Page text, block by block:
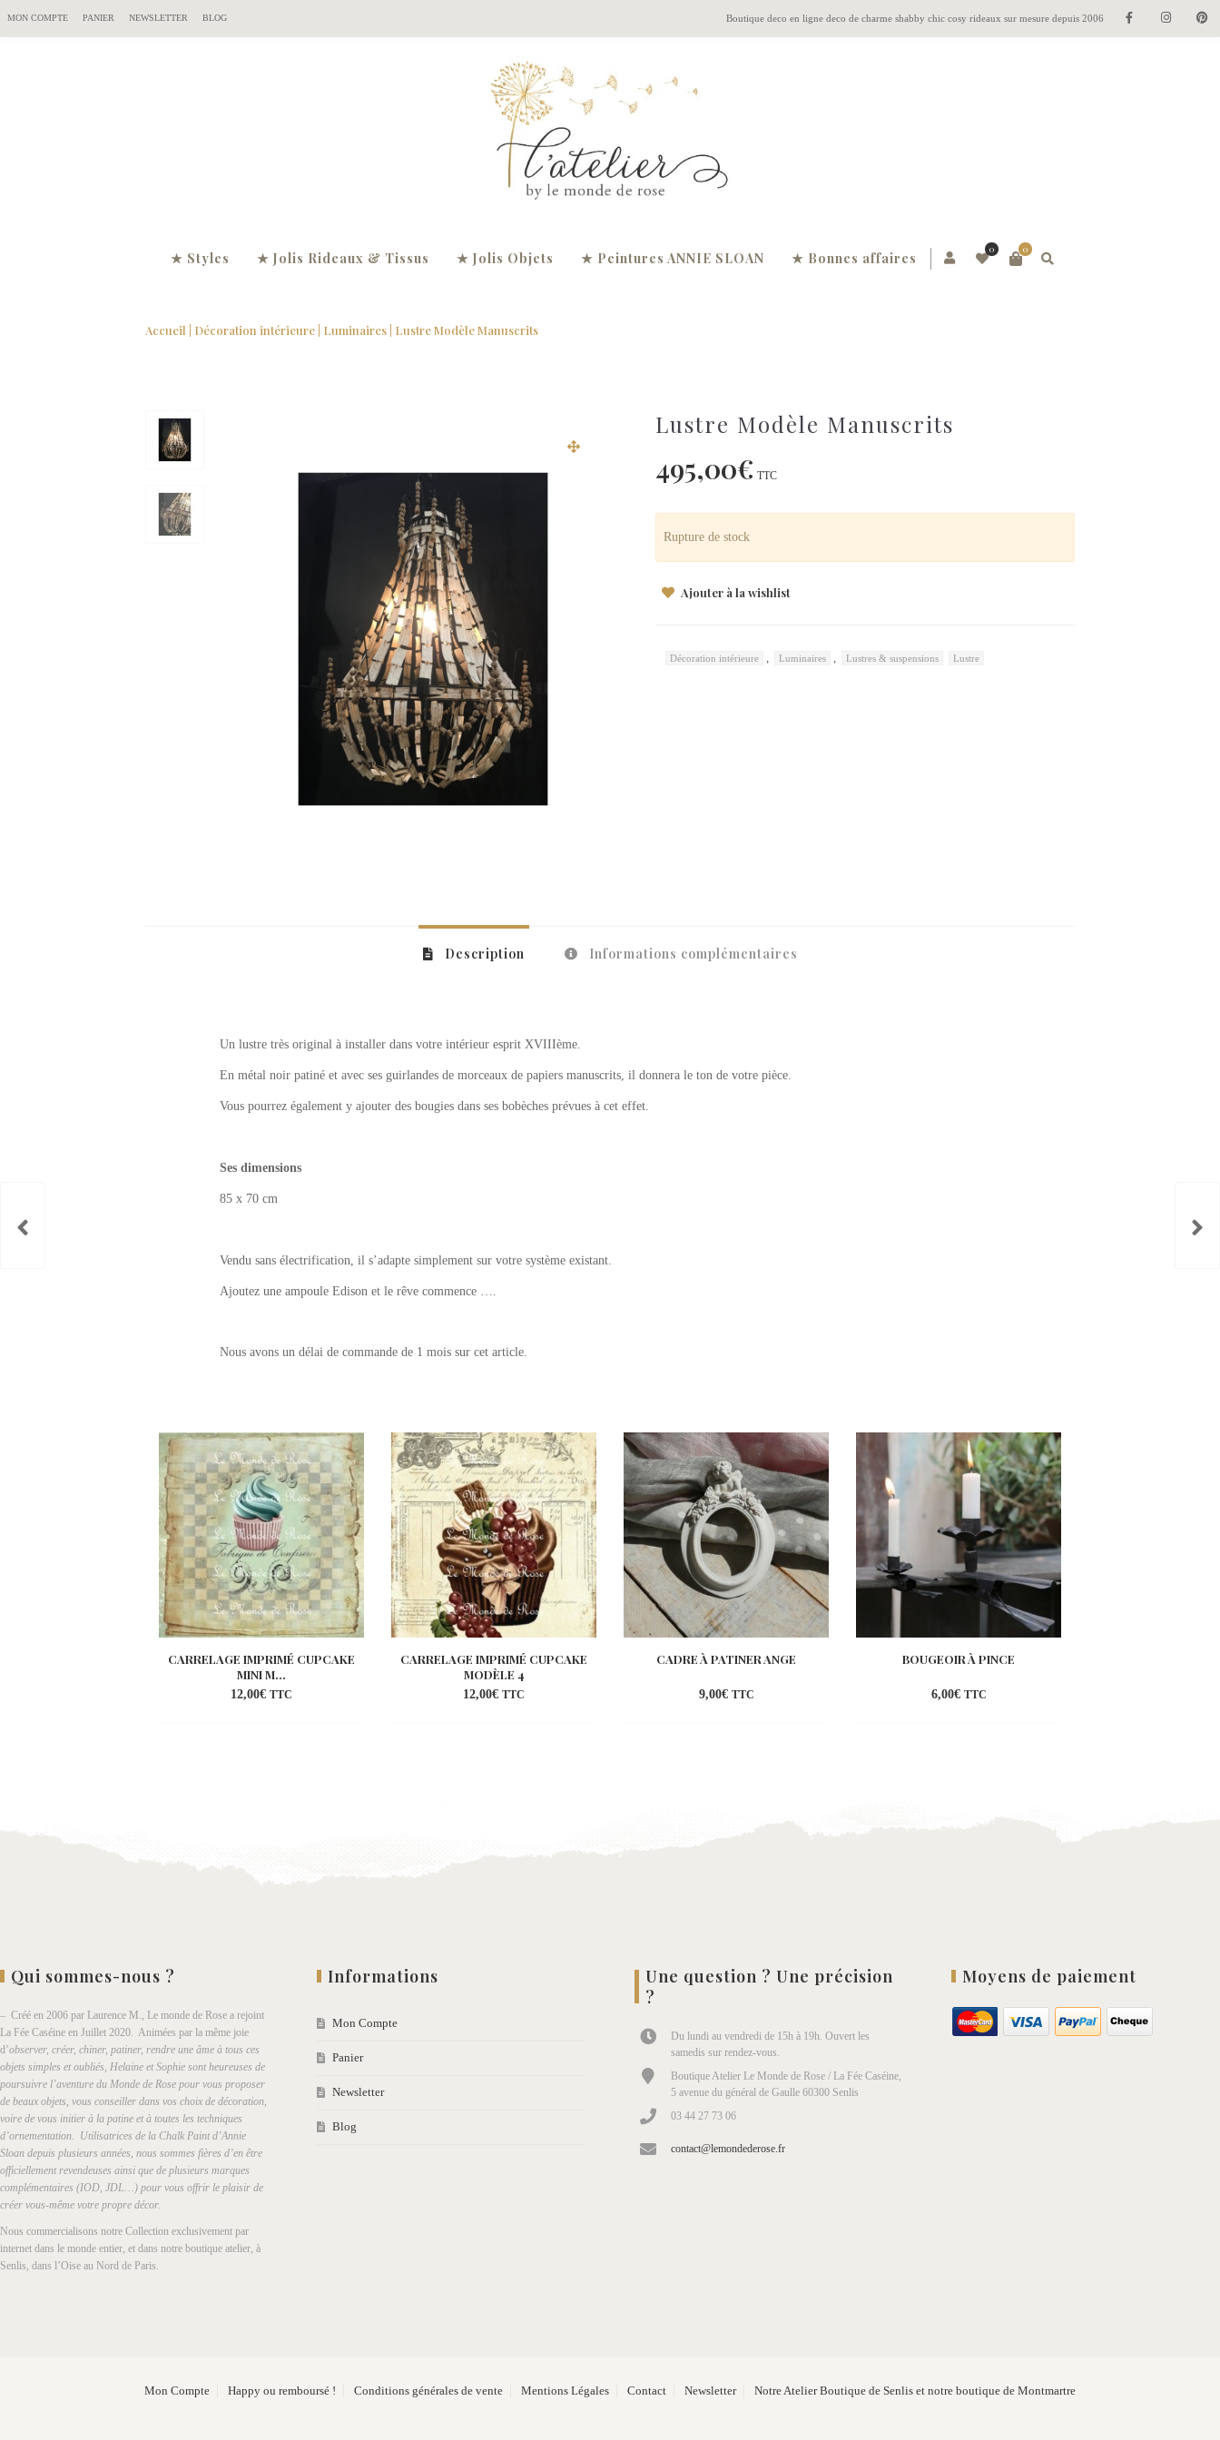
Boutique deco en ligne deco de charme shabby chic cosy rideaux sur mesure depuis 2006
MON COMPTE PANIER NEWSLETTER BLOG
0
0
★ Styles ★ Jolis Rideaux & Tissus ★ Jolis Objets ★ Peintures ANNIE SLOAN ★ Bonnes affaires
Accueil Décoration intérieure Luminaires | Lustre Modèle Manuscrits
Lustre Modèle Manuscrits
495,00€ TTC
Rupture de stock
Ajouter à la wishlist
Décoration intérieure , Luminaires , Lustres & suspensions Lustre
Description Informations complémentaires
Un lustre très original à installer dans votre intérieur esprit XVIIIème.
En métal noir patiné et avec ses guirlandes de morceaux de papiers manuscrits, il donnera le ton de votre pièce.
Vous pourrez également y ajouter des bougies dans ses bobèches prévues à cet effet.
Ses dimensions
85 x 70 cm
Vendu sans électrification, il s’adapte simplement sur votre système existant.
Ajoutez une ampoule Edison et le rêve commence ….
Nous avons un délai de commande de 1 mois sur cet article.
CARRELAGE IMPRIMÉ CUPCAKE
MINI M...
12,00€ TTC
CARRELAGE IMPRIMÉ CUPCAKE
MODÈLE 4
12,00€ TTC
CADRE À PATINER ANGE
9,00€ TTC
BOUGEOIR À PINCE
6,00€ TTC
Qui sommes-nous ?
– Créé en 2006 par Laurence M., Le monde de Rose a rejoint
La Fée Caséine en Juillet 2020. Animées par la même joie
d’observer, créer, chiner, patiner, rendre une âme à tous ces
objets simples et oubliés, Helaine et Sophie sont heureuses de
poursuivre l’aventure du Monde de Rose pour vous proposer
de beaux objets, vous conseiller dans vos choix de décoration,
voire de vous initier à la patine et à toutes les techniques
d’ornementation. Utilisatrices de la Chalk Paint d’Annie
Sloan depuis plusieurs années, nous sommes fières d’en être
officiellement revendeuses ainsi que de plusieurs marques
complémentaires (IOD, JDL…) pour vous offrir le plaisir de
créer vous-même votre propre décor.
Nous commercialisons notre Collection exclusivement par
internet dans le monde entier, et dans notre boutique atelier, à
Senlis, dans l’Oise au Nord de Paris.
Informations
Mon Compte
Panier
Newsletter
Blog
Une question ? Une précision
?
Du lundi au vendredi de 15h à 19h. Ouvert les
samedis sur rendez-vous.
Boutique Atelier Le Monde de Rose / La Fée Caséine,
5 avenue du général de Gaulle 60300 Senlis
03 44 27 73 06
contact@lemondederose.fr
Moyens de paiement
Mon Compte Happy ou remboursé ! Conditions générales de vente Mentions Légales Contact Newsletter Notre Atelier Boutique de Senlis et notre boutique de Montmartre